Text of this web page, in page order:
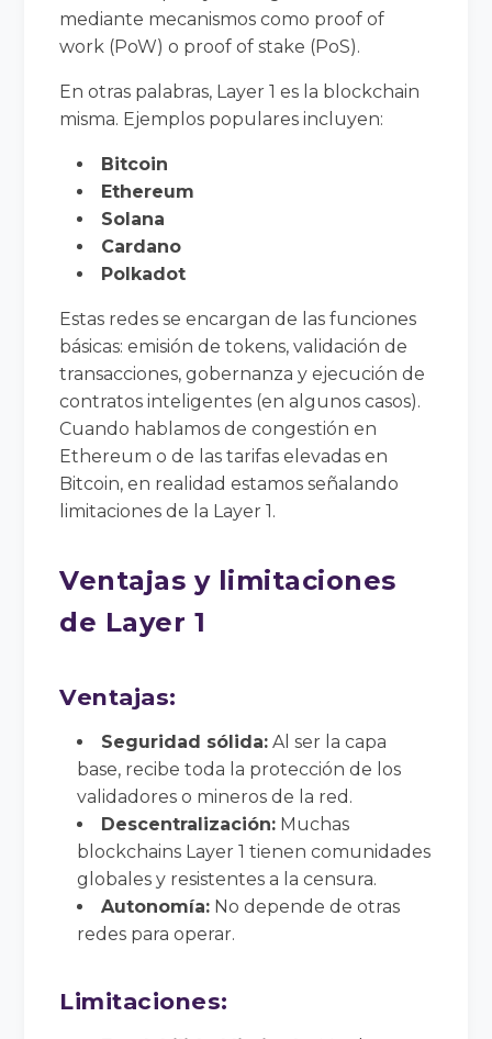
mediante mecanismos como proof of
work (PoW) o proof of stake (PoS).
En otras palabras, Layer 1 es la blockchain
misma. Ejemplos populares incluyen:
Bitcoin
Ethereum
Solana
Cardano
Polkadot
Estas redes se encargan de las funciones
básicas: emisión de tokens, validación de
transacciones, gobernanza y ejecución de
contratos inteligentes (en algunos casos).
Cuando hablamos de congestión en
Ethereum o de las tarifas elevadas en
Bitcoin, en realidad estamos señalando
limitaciones de la Layer 1.
Ventajas y limitaciones
de Layer 1
Ventajas:
Seguridad sólida: Al ser la capa
base, recibe toda la protección de los
validadores o mineros de la red.
Descentralización: Muchas
blockchains Layer 1 tienen comunidades
globales y resistentes a la censura.
Autonomía: No depende de otras
redes para operar.
Limitaciones: